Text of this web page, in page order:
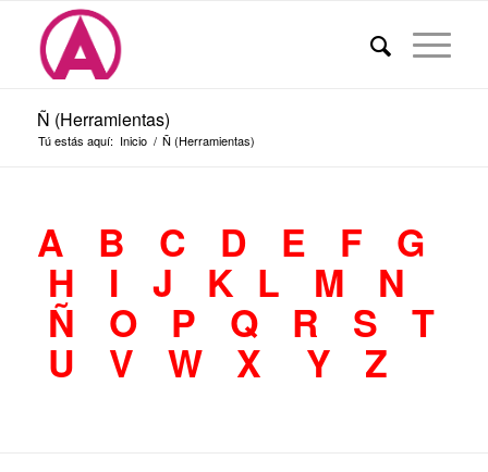
Ñ (Herramientas)
Tú estás aquí: Inicio / Ñ (Herramientas)
A B C D E F G
H I J K L M N
Ñ O P Q R S T
U V W X Y Z